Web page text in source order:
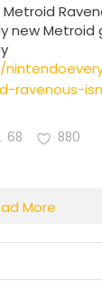
new Metroid
ravenous-
68 880
More